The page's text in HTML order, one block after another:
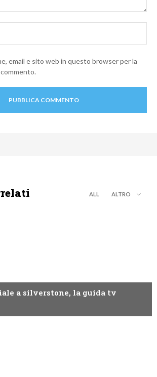
email e sito web in questo browser per la
ALL ALTRO
a silverstone, la guida tv